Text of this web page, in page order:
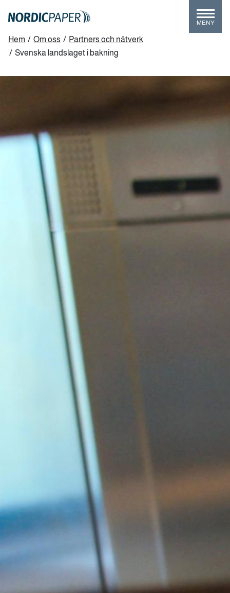
content
MENY
Breadcrumb
Hem / Om oss / Partners och nätverk
/ Svenska landslaget i bakning